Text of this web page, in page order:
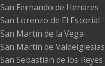
San Fernando de Henares
San Lorenzo de El Escorial
San Martín de la Vega
San Martín de Valdeiglesias
San Sebastián de los Reyes